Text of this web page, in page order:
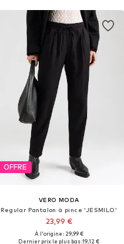
OFFRE
VERO MODA
Regular Pantalon à pince 'JESMILO'
23,99 €
À l'origine : 29,99 €
Dernier prix le plus bas :19,12 €